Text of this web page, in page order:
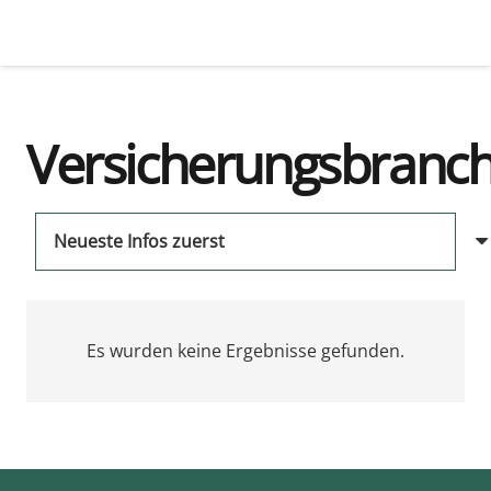
Es wurden keine Ergebnisse gefunden.